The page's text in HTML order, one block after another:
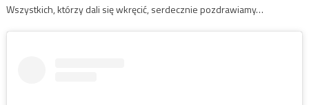
Wszystkich, którzy dali się wkręcić, serdecznie pozdrawiamy…